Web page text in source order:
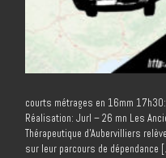
courts métrages en 16mm
Réalisation: Jurl – 26 mn Les
Thérapeutique d’Aubervilliers
sur leur parcours de dépendance